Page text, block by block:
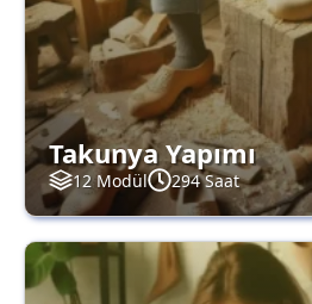
Takunya Yapımı
12 Modül 294 Saat